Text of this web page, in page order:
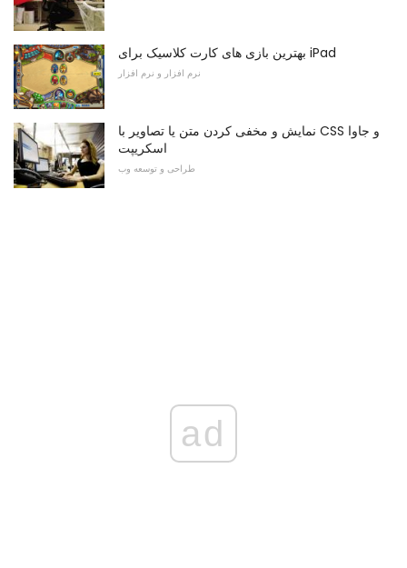
بهترین بازی های کارت کلاسیک برای iPad
نرم افزار و نرم افزار
نمایش و مخفی کردن متن یا تصاویر با CSS و جاوا
اسکریپت
طراحی و توسعه وب
ad